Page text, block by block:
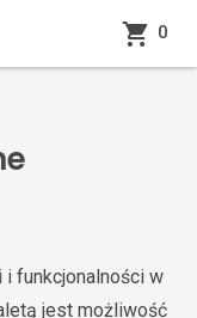
0
funkcjonalności w
jest możliwość